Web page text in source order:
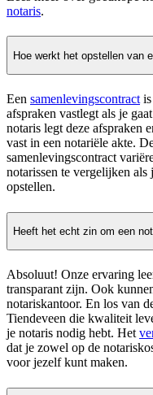
notaris.
Hoe werkt het opstellen van
Een samenlevingscontract
afspraken vastlegt als je
notaris legt deze afspraken
vast in een notariële akte.
samenlevingscontract
notarissen te vergelijken als
opstellen.
Heeft het echt zin om een
Absoluut! Onze ervaring
transparant zijn. Ook
notariskantoor. En los van
Tiendeveen die kwaliteit
je notaris nodig hebt. Het
dat je zowel op de
voor jezelf kunt maken.